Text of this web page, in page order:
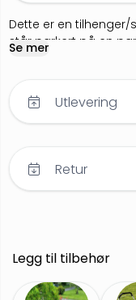
Dette er en
står parkert på en
Se mer
Utlevering
Retur
Legg til tilbehør